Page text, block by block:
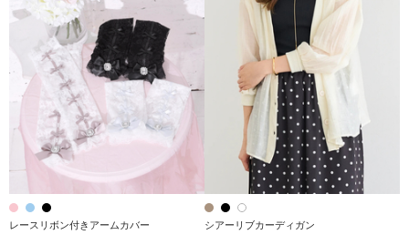
レースリボン付きアームカバー シアーリブカーディガン